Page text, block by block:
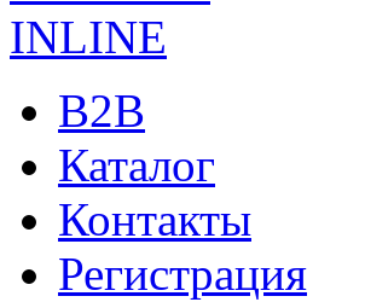
B2B
Каталог
Контакты
Регистрация